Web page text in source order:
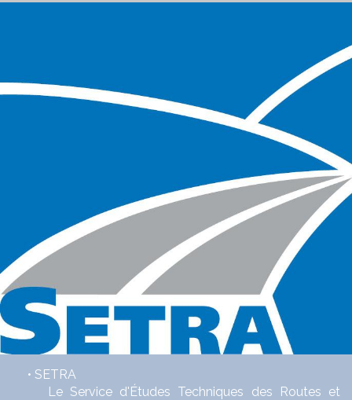
• SETRA
Le Service d'Études Techniques des Routes et